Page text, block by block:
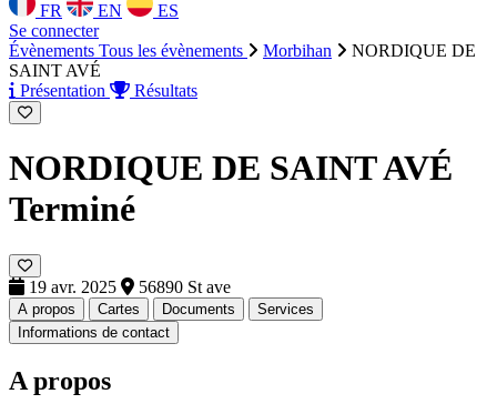
FR EN
ES
Se connecter
Évènements Tous les évènements Morbihan
NORDIQUE DE
SAINT AVÉ
Présentation
Résultats
NORDIQUE DE SAINT AVÉ
Terminé
19 avr. 2025 56890 St ave
A propos Cartes Documents
Services
Informations de contact
A propos